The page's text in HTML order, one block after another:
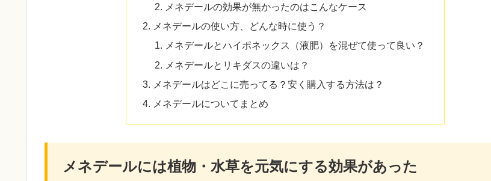
メネデールの効果が無かったのはこんなケース
メネデールの使い方、どんな時に使う？
メネデールとハイポネックス（液肥）を混ぜて使って良い？
メネデールとリキダスの違いは？
メネデールはどこに売ってる？安く購入する方法は？
メネデールについてまとめ
メネデールには植物・水草を元気にする効果があった